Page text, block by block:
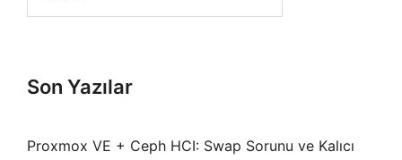
Son Yazılar
Proxmox VE + Ceph HCI: Swap Sorunu ve Kalıcı